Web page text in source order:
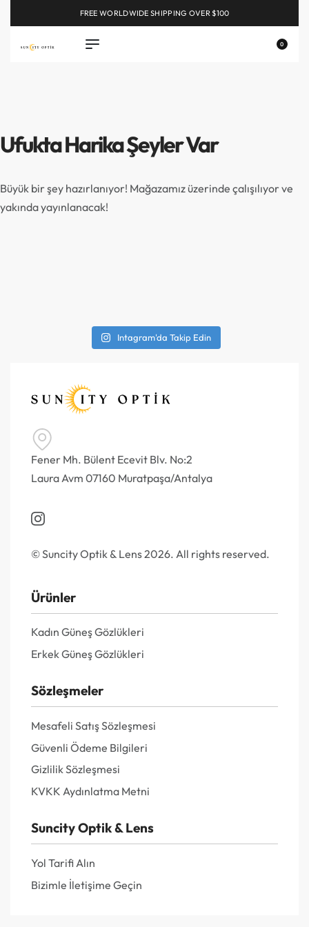
FREE WORLDWIDE SHIPPING OVER $100
0
Ufukta Harika Şeyler Var
Büyük bir şey hazırlanıyor! Mağazamız üzerinde çalışılıyor ve
yakında yayınlanacak!
Intagram'da Takip Edin
Fener Mh. Bülent Ecevit Blv. No:2
Laura Avm 07160 Muratpaşa/Antalya
© Suncity Optik & Lens 2026. All rights reserved.
Ürünler
Kadın Güneş Gözlükleri
Erkek Güneş Gözlükleri
Sözleşmeler
Mesafeli Satış Sözleşmesi
Güvenli Ödeme Bilgileri
Gizlilik Sözleşmesi
KVKK Aydınlatma Metni
Suncity Optik & Lens
Yol Tarifi Alın
Bizimle İletişime Geçin